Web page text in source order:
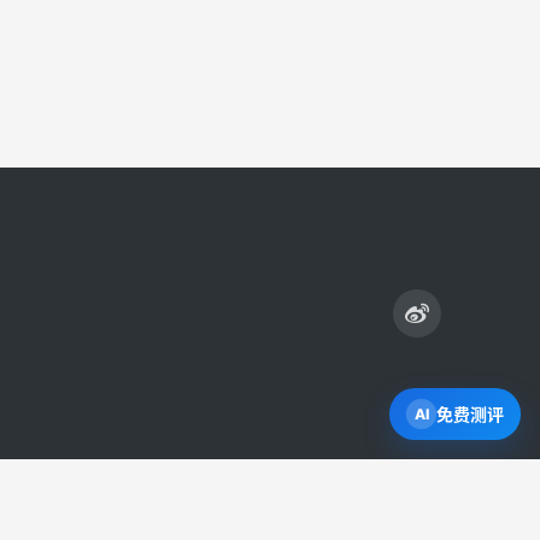
免费测评